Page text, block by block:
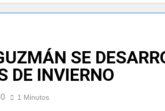
SE
DE INVIERNO
0 1 Minutos